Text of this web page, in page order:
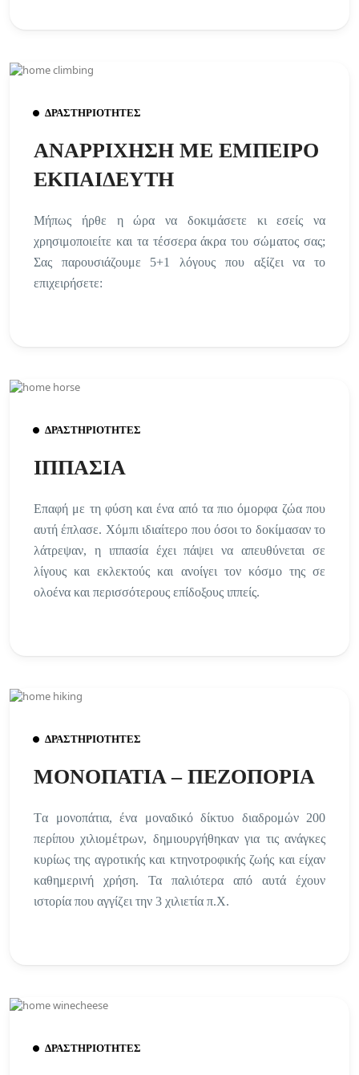
ΔΡΑΣΤΗΡΙΟΤΗΤΕΣ
ΑΝΑΡΡΙΧΗΣΗ ΜΕ ΕΜΠΕΙΡΟ
ΕΚΠΑΙΔΕΥΤΗ
Μήπως ήρθε η ώρα να δοκιμάσετε κι εσείς να
χρησιμοποιείτε και τα τέσσερα άκρα του σώματος σας;
Σας παρουσιάζουμε 5+1 λόγους που αξίζει να το
επιχειρήσετε:
ΔΡΑΣΤΗΡΙΟΤΗΤΕΣ
ΙΠΠΑΣΙΑ
Επαφή με τη φύση και ένα από τα πιο όμορφα ζώα που
αυτή έπλασε. Χόμπι ιδιαίτερο που όσοι το δοκίμασαν το
λάτρεψαν, η ιππασία έχει πάψει να απευθύνεται σε
λίγους και εκλεκτούς και ανοίγει τον κόσμο της σε
ολοένα και περισσότερους επίδοξους ιππείς.
ΔΡΑΣΤΗΡΙΟΤΗΤΕΣ
ΜΟΝΟΠΑΤΙΑ – ΠΕΖΟΠΟΡΙΑ
Tα μονοπάτια, ένα μοναδικό δίκτυο διαδρομών 200
περίπου χιλιομέτρων, δημιουργήθηκαν για τις ανάγκες
κυρίως της αγροτικής και κτηνοτροφικής ζωής και είχαν
καθημερινή χρήση. Τα παλιότερα από αυτά έχουν
ιστορία που αγγίζει την 3 χιλιετία π.Χ.
ΔΡΑΣΤΗΡΙΟΤΗΤΕΣ